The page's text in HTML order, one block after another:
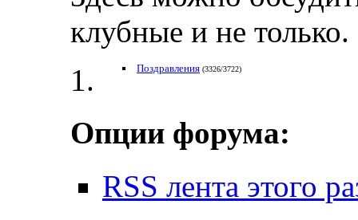
клубные и не только.
Поздравления (3326/3722)
Опции форума:
RSS лента этого